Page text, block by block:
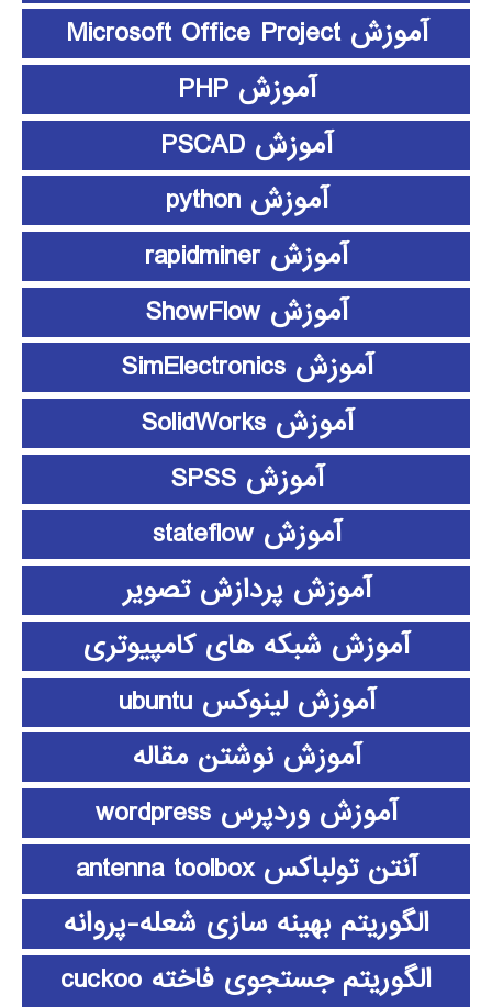
آموزش Microsoft Office Project
آموزش PHP
آموزش PSCAD
آموزش python
آموزش rapidminer
آموزش ShowFlow
آموزش SimElectronics
آموزش SolidWorks
آموزش SPSS
آموزش stateflow
آموزش پردازش تصویر
آموزش شبکه های کامپیوتری
آموزش لینوکس ubuntu
آموزش نوشتن مقاله
آموزش وردپرس wordpress
آنتن تولباکس antenna toolbox
الگوریتم بهینه سازی شعله-پروانه
الگوریتم جستجوی فاخته cuckoo